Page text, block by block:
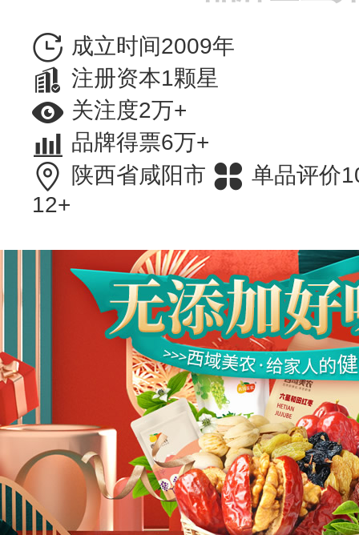
成立时间2009年
注册资本1颗星
关注度2万+
品牌得票6万+
陕西省咸阳市
单品评价
12+